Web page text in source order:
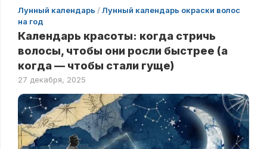
Лунный календарь /Лунный календарь окраски волос
на год
Календарь красоты: когда стричь
волосы, чтобы они росли быстрее (а
когда — чтобы стали гуще)
27 декабря, 2025